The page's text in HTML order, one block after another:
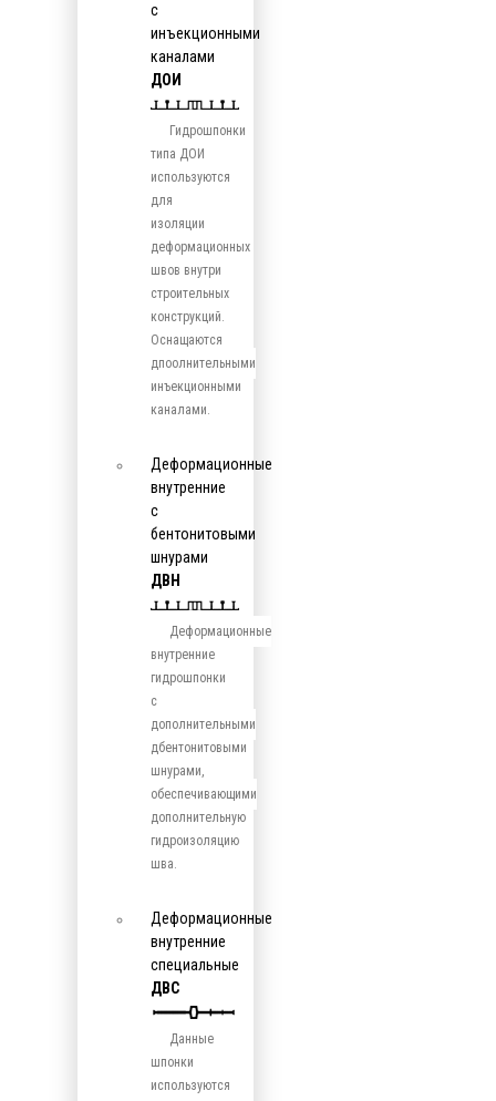
с
инъекционными
каналами
ДОИ
Гидрошпонки
типа ДОИ
используются
для
изоляции
деформационных
швов внутри
строительных
конструкций.
Оснащаются
дпоолнительными
инъекционными
каналами.
Деформационные
внутренние
с
бентонитовыми
шнурами
ДВН
Деформационные
внутренние
гидрошпонки
с
дополнительными
дбентонитовыми
шнурами,
обеспечивающими
дополнительную
гидроизоляцию
шва.
Деформационные
внутренние
специальные
ДВС
Данные
шпонки
используются